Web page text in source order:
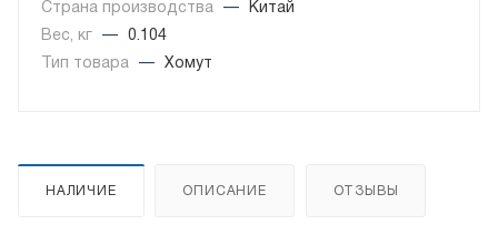
Страна производства
—
Китай
Вес, кг
—
0.104
Тип товара
— Хомут
НАЛИЧИЕ ОПИСАНИЕ ОТЗЫВЫ